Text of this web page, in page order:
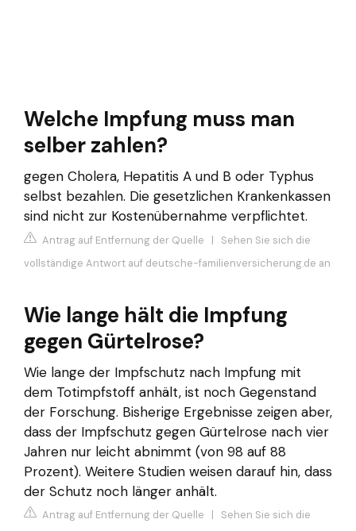
Welche Impfung muss man
selber zahlen?
gegen Cholera, Hepatitis A und B oder Typhus
selbst bezahlen. Die gesetzlichen Krankenkassen
sind nicht zur Kostenübernahme verpflichtet.
Antrag auf Entfernung der Quelle | Sehen Sie sich die
vollständige Antwort auf deutsche-familienversicherung.de an
Wie lange hält die Impfung
gegen Gürtelrose?
Wie lange der Impfschutz nach Impfung mit
dem Totimpfstoff anhält, ist noch Gegenstand
der Forschung. Bisherige Ergebnisse zeigen aber,
dass der Impfschutz gegen Gürtelrose nach vier
Jahren nur leicht abnimmt (von 98 auf 88
Prozent). Weitere Studien weisen darauf hin, dass
der Schutz noch länger anhält.
Antrag auf Entfernung der Quelle | Sehen Sie sich die